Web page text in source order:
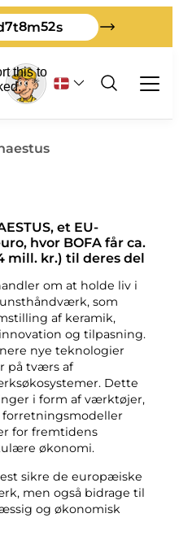
7t8m52s
på Bornholm
et EU-
hvor BOFA får ca.
mill. kr.) til deres del
om at holde liv i
som
af keramik,
og tilpasning.
nye teknologier
på tværs af
Dette
i form af værktøjer,
for fremtidens
økonomi.
sikre de europæiske
men også bidrage til
og økonomisk